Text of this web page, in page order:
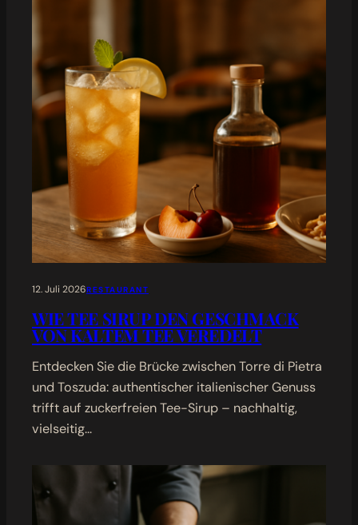
12. Juli 2026RESTAURANT
WIE TEE SIRUP DEN GESCHMACK
VON KALTEM TEE VEREDELT
Entdecken Sie die Brücke zwischen Torre di Pietra
und Toszuda: authentischer italienischer Genuss
trifft auf zuckerfreien Tee-Sirup – nachhaltig,
vielseitig…